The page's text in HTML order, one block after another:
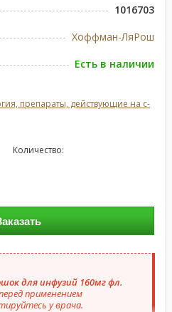
1016703
Хоффман-ЛяРош
Есть в наличии
препараты, действующие на с-
Количество:
для инфузий 160мг фл.
применением
у врача.